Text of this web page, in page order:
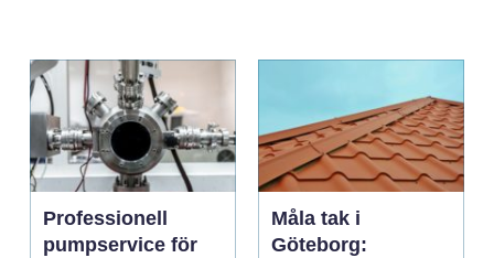
Professionell
pumpservice för
Måla tak i
Göteborg: